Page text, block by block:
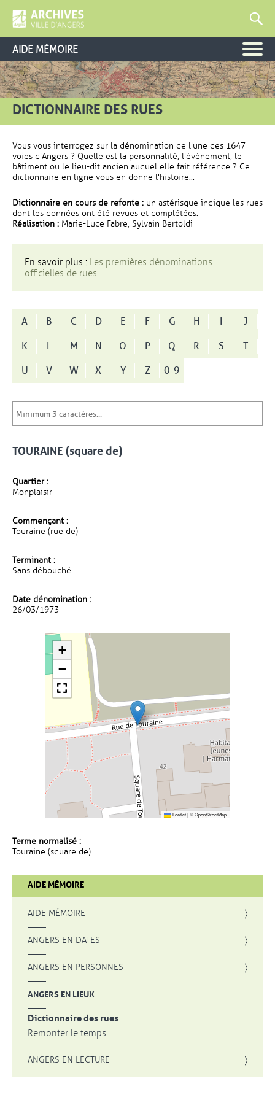
AIDE MÉMOIRE
DICTIONNAIRE DES RUES
Vous vous interrogez sur la dénomination de l'une des 1647
voies d'Angers ? Quelle est la personnalité, l'événement, le
bâtiment ou le lieu-dit ancien auquel elle fait référence ? Ce
dictionnaire en ligne vous en donne l'histoire...
Dictionnaire en cours de refonte : un astérisque indique les rues
dont les données ont été revues et complétées.
Réalisation : Marie-Luce Fabre, Sylvain Bertoldi
En savoir plus : Les premières dénominations
officielles de rues
A B C D E F G H I
J
K
L M N O P Q R S
T
U
V W X Y Z 0-9
TOURAINE (square de)
Quartier :
Monplaisir
Commençant :
Touraine (rue de)
Terminant :
Sans débouché
Date dénomination :
26/03/1973
+
−
Leaflet|©OpenStreetMap
Terme normalisé :
Touraine (square de)
AIDE MÉMOIRE
AIDE MÉMOIRE
ANGERS EN DATES
ANGERS EN PERSONNES
ANGERS EN LIEUX
Dictionnaire des rues
Remonter le temps
ANGERS EN LECTURE